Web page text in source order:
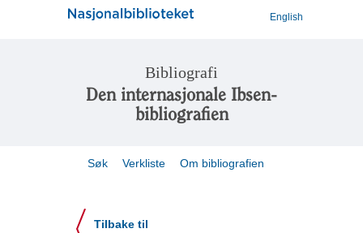
English
Bibliografi
Den internasjonale Ibsen-
bibliografien
Søk Verkliste Om bibliografien
Tilbake til